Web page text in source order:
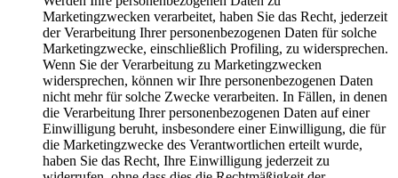
Marketingzwecken verarbeitet, haben Sie das Recht, jederzeit
der Verarbeitung Ihrer personenbezogenen Daten für solche
Marketingzwecke, einschließlich Profiling, zu widersprechen.
Wenn Sie der Verarbeitung zu Marketingzwecken
widersprechen, können wir Ihre personenbezogenen Daten
nicht mehr für solche Zwecke verarbeiten. In Fällen, in denen
die Verarbeitung Ihrer personenbezogenen Daten auf einer
Einwilligung beruht, insbesondere einer Einwilligung, die für
die Marketingzwecke des Verantwortlichen erteilt wurde,
haben Sie das Recht, Ihre Einwilligung jederzeit zu